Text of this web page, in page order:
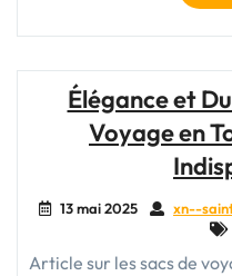
Élégance et
Voyage en
13 mai 2025 xn--
Article sur les sacs de